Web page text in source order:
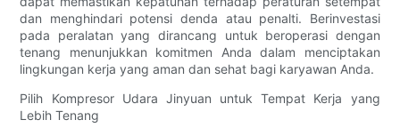
dan menghindari potensi denda atau penalti. Berinvestasi
pada peralatan yang dirancang untuk beroperasi dengan
tenang menunjukkan komitmen Anda dalam menciptakan
lingkungan kerja yang aman dan sehat bagi karyawan Anda.
Pilih Kompresor Udara Jinyuan untuk Tempat Kerja yang
Lebih Tenang